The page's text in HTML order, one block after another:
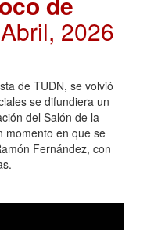
2026
de TUDN, se volvió
se difundiera un
del Salón de la
momento en que se
Fernández, con